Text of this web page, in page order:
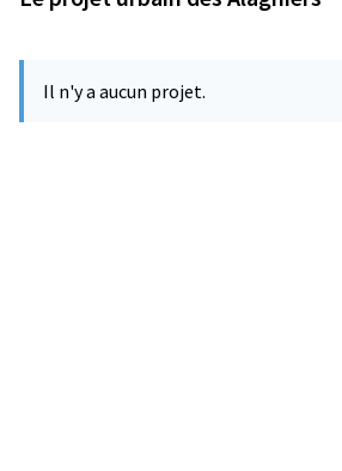
Il n'y a aucun projet.